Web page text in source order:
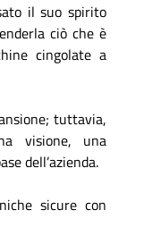
il suo spirito
ciò che è
cingolate a
tuttavia,
visione, una
dell’azienda.
sicure con